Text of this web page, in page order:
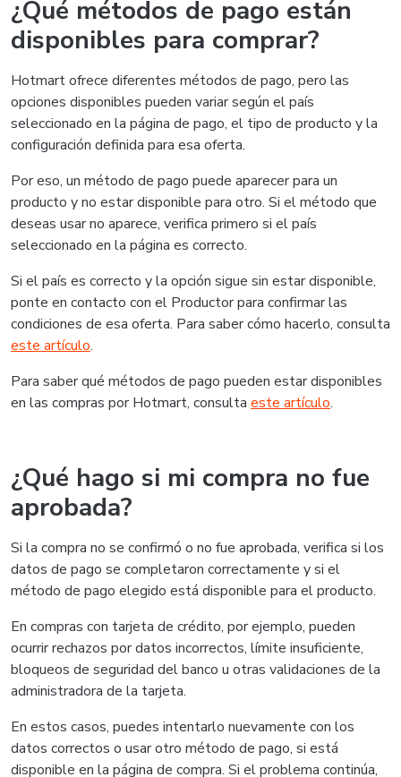
¿Qué métodos de pago están
disponibles para comprar?
Hotmart ofrece diferentes métodos de pago, pero las
opciones disponibles pueden variar según el país
seleccionado en la página de pago, el tipo de producto y la
configuración definida para esa oferta.
Por eso, un método de pago puede aparecer para un
producto y no estar disponible para otro. Si el método que
deseas usar no aparece, verifica primero si el país
seleccionado en la página es correcto.
Si el país es correcto y la opción sigue sin estar disponible,
ponte en contacto con el Productor para confirmar las
condiciones de esa oferta. Para saber cómo hacerlo, consulta
este artículo.
Para saber qué métodos de pago pueden estar disponibles
en las compras por Hotmart, consulta este artículo.
¿Qué hago si mi compra no fue
aprobada?
Si la compra no se confirmó o no fue aprobada, verifica si los
datos de pago se completaron correctamente y si el
método de pago elegido está disponible para el producto.
En compras con tarjeta de crédito, por ejemplo, pueden
ocurrir rechazos por datos incorrectos, límite insuficiente,
bloqueos de seguridad del banco u otras validaciones de la
administradora de la tarjeta.
En estos casos, puedes intentarlo nuevamente con los
datos correctos o usar otro método de pago, si está
disponible en la página de compra. Si el problema continúa,